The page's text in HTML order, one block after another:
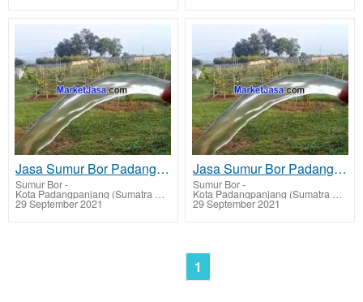
Jasa Sumur Bor Padang Panjang Timur biaya murah
Sumur Bor-
Kota Padangpanjang (Sumatra Barat)
29 September 2021
Jasa Sumur Bor Padang Panjang Barat biaya murah
Sumur Bor-
Kota Padangpanjang (Sumatra Barat)
29 September 2021
1